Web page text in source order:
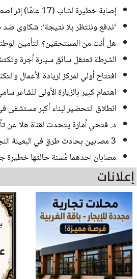
إصابة خطيرة لشاب (17 عامًا) إثر اصطدام بين تراكتورون وشاحنة في يركا
‘ندفع وننتظر بلا نتيجة‘: شكاوى ضد
هل أنت من المستحقين؟ التأمين
الشرطة تعتقل سائق سيارة أجرة وتكتشف أنه يقود منذ
افتتاح أولي لمركز لريادة الأعمال
اهتمام كبير بالزيارة الأولى للشاعر
انطلاق التحضير لبناء أكبر مستشفى
د. فتحي أمارة يتحدث لقناة هلا عن
3 مصابين بحادث طرق في البعينة النجيدات
مصابان احدهما مُسنة حالتها
إعلانات